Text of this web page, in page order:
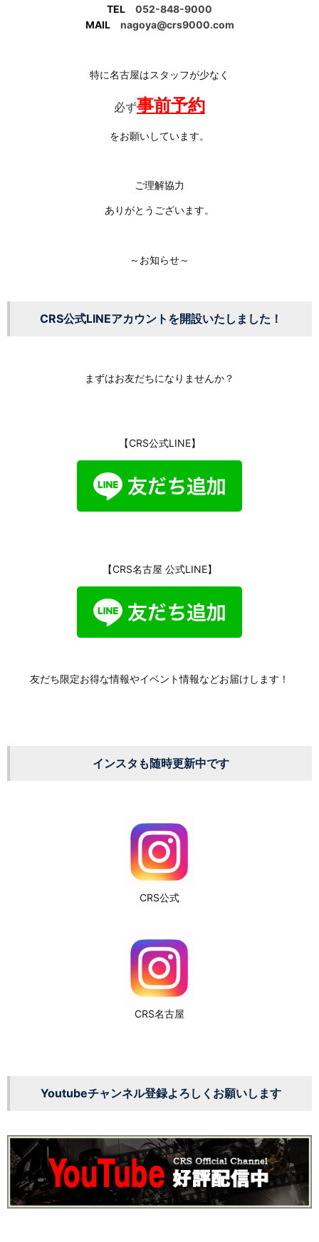
TEL 052-848-9000
MAIL nagoya@crs9000.com
特に名古屋はスタッフが少なく
必ず事前予約
をお願いしています。
ご理解協力
ありがとうございます。
～お知らせ～
CRS公式LINEアカウントを開設いたしました！
まずはお友だちになりませんか？
【CRS公式LINE】
【CRS名古屋 公式LINE】
友だち限定お得な情報やイベント情報などお届けします！
インスタも随時更新中です
CRS公式
CRS名古屋
Youtubeチャンネル登録よろしくお願いします